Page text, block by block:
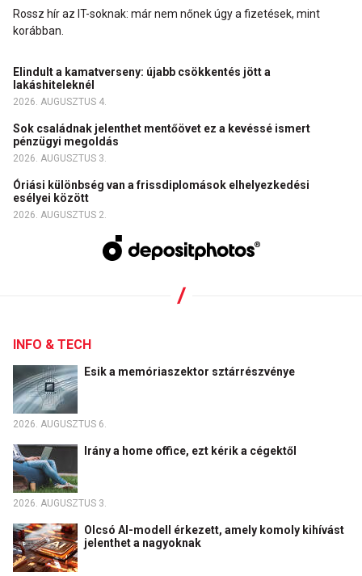
Rossz hír az IT-soknak: már nem nőnek úgy a fizetések, mint
korábban.
Elindult a kamatverseny: újabb csökkentés jött a
lakáshiteleknél
2026. AUGUSZTUS 4.
Sok családnak jelenthet mentőövet ez a kevéssé ismert
pénzügyi megoldás
2026. AUGUSZTUS 3.
Óriási különbség van a frissdiplomások elhelyezkedési
esélyei között
2026. AUGUSZTUS 2.
INFO & TECH
Esik a memóriaszektor sztárrészvénye
2026. AUGUSZTUS 6.
Irány a home office, ezt kérik a cégektől
2026. AUGUSZTUS 3.
Olcsó AI-modell érkezett, amely komoly kihívást
jelenthet a nagyoknak